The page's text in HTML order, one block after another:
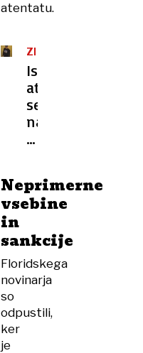
atentatu.
ZDA
Iskanje
atentatorja
se
nadaljuje,
FBI
strelca
Neprimerne
vsebine
in
sankcije
Floridskega
novinarja
so
odpustili,
ker
je